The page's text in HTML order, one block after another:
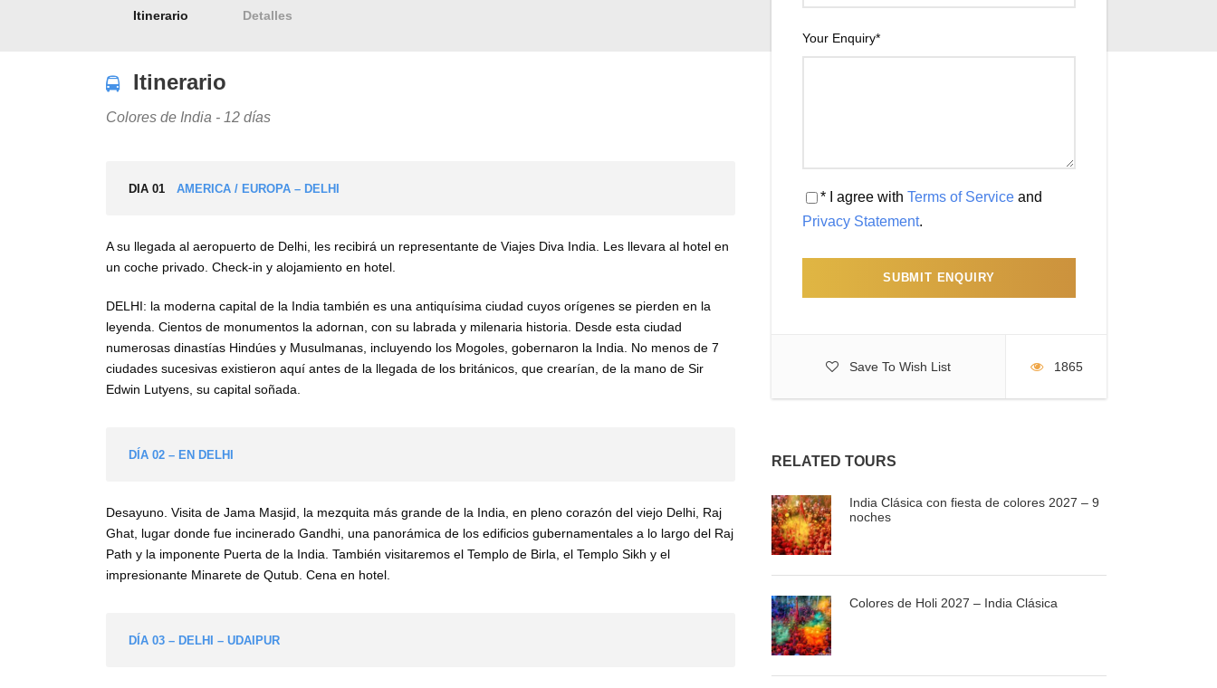
Your Enquiry*
* I agree with Terms of Service and
Privacy Statement.
Save To Wish List 1865
RELATED TOURS
India Clásica con fiesta de colores 2027 – 9
noches
Colores de Holi 2027 – India Clásica
Itinerario Detalles
Itinerario
Colores de India - 12 días
DIA 01 AMERICA / EUROPA – DELHI
A su llegada al aeropuerto de Delhi, les recibirá un representante de Viajes Diva India. Les llevara al hotel en
un coche privado. Check-in y alojamiento en hotel.
DELHI: la moderna capital de la India también es una antiquísima ciudad cuyos orígenes se pierden en la
leyenda. Cientos de monumentos la adornan, con su labrada y milenaria historia. Desde esta ciudad
numerosas dinastías Hindúes y Musulmanas, incluyendo los Mogoles, gobernaron la India. No menos de 7
ciudades sucesivas existieron aquí antes de la llegada de los británicos, que crearían, de la mano de Sir
Edwin Lutyens, su capital soñada.
DÍA 02 – EN DELHI
Desayuno. Visita de Jama Masjid, la mezquita más grande de la India, en pleno corazón del viejo Delhi, Raj
Ghat, lugar donde fue incinerado Gandhi, una panorámica de los edificios gubernamentales a lo largo del Raj
Path y la imponente Puerta de la India. También visitaremos el Templo de Birla, el Templo Sikh y el
impresionante Minarete de Qutub. Cena en hotel.
DÍA 03 – DELHI – UDAIPUR